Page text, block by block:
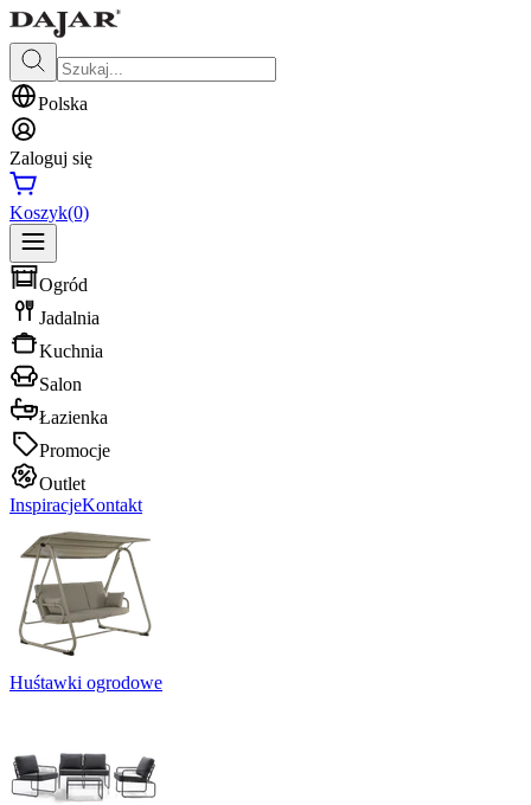
Polska
Zaloguj się
Koszyk(0)
Ogród
Jadalnia
Kuchnia
Salon
Łazienka
Promocje
Outlet
InspiracjeKontakt
Huśtawki ogrodowe